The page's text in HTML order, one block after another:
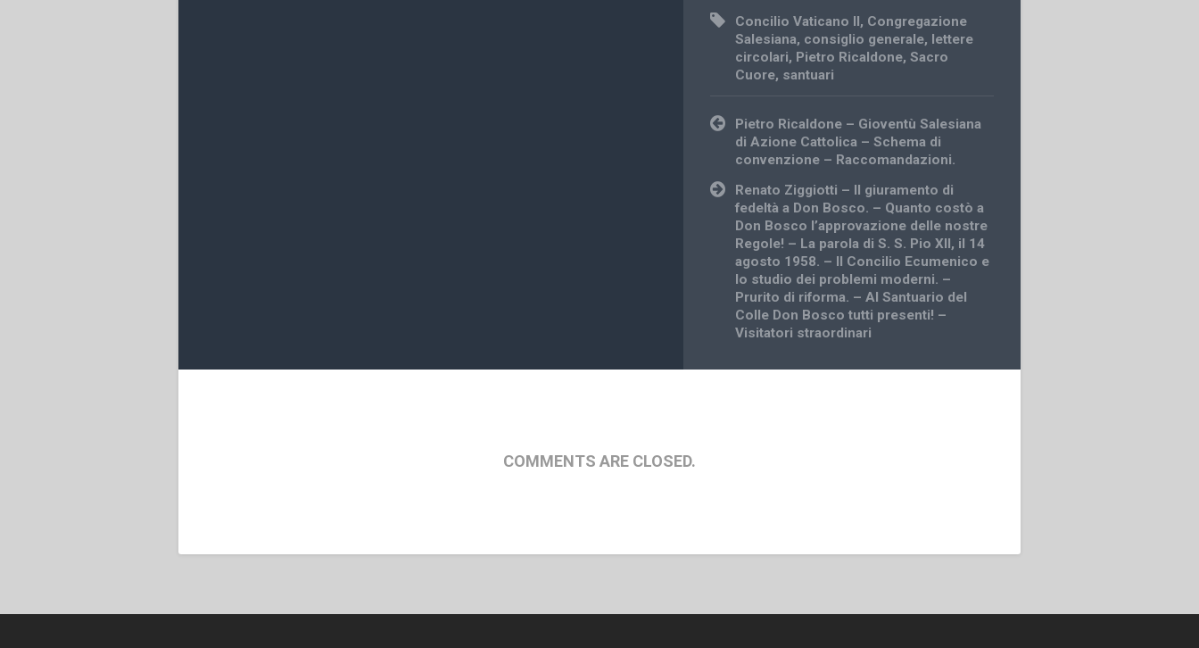
Concilio Vaticano II, Congregazione
Salesiana, consiglio generale, lettere
circolari, Pietro Ricaldone,Sacro
Cuore, santuari
Post
navigation
Pietro Ricaldone – Gioventù Salesiana
di Azione Cattolica – Schema di
convenzione – Raccomandazioni.
Renato Ziggiotti – Il giuramento di
fedeltà a Don Bosco. – Quanto costò a
Don Bosco l’approvazione delle nostre
Regole! – La parola di S. S. Pio XII, il 14
agosto 1958. – Il Concilio Ecumenico e
lo studio dei problemi moderni. –
Prurito di riforma. – Al Santuario del
Colle Don Bosco tutti presenti! –
Visitatori straordinari
COMMENTS ARE CLOSED.